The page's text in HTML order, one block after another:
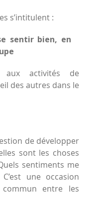
s’intitulent :
sentir bien, en
aux activités de
des autres dans le
de développer
sont les choses
sentiments me
une occasion
entre les